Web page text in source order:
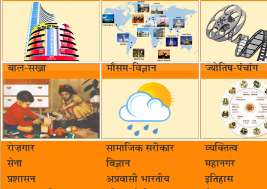
बाल-सखा मौसम-विज्ञान ज्योतिष-पंचांग
रोज़गार सामाजिक सरॊकार‌
व्यक्तित्व
सेना
विज्ञान
महानगर
प्रशासन
अप्रवासी भारतीय
इतिहास